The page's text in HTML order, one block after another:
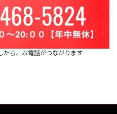
たら、お電話がつながります